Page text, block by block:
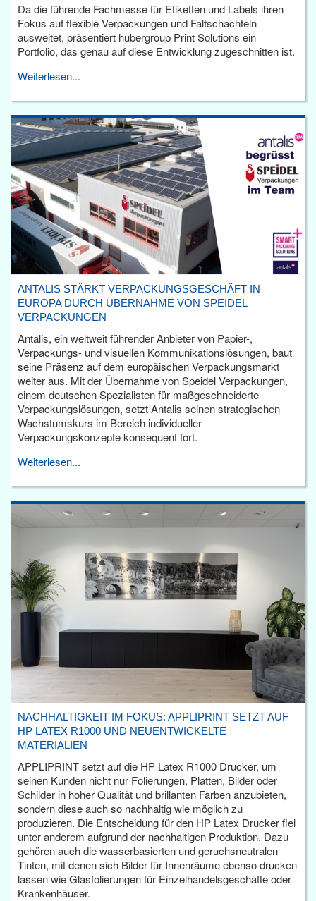
Da die führende Fachmesse für Etiketten und Labels ihren
Fokus auf flexible Verpackungen und Faltschachteln
ausweitet, präsentiert hubergroup Print Solutions ein
Portfolio, das genau auf diese Entwicklung zugeschnitten ist.
Weiterlesen...
ANTALIS STÄRKT VERPACKUNGSGESCHÄFT IN
EUROPA DURCH ÜBERNAHME VON SPEIDEL
VERPACKUNGEN
Antalis, ein weltweit führender Anbieter von Papier-,
Verpackungs- und visuellen Kommunikationslösungen, baut
seine Präsenz auf dem europäischen Verpackungsmarkt
weiter aus. Mit der Übernahme von Speidel Verpackungen,
einem deutschen Spezialisten für maßgeschneiderte
Verpackungslösungen, setzt Antalis seinen strategischen
Wachstumskurs im Bereich individueller
Verpackungskonzepte konsequent fort.
Weiterlesen...
NACHHALTIGKEIT IM FOKUS: APPLIPRINT SETZT AUF
HP LATEX R1000 UND NEUENTWICKELTE
MATERIALIEN
APPLIPRINT setzt auf die HP Latex R1000 Drucker, um
seinen Kunden nicht nur Folierungen, Platten, Bilder oder
Schilder in hoher Qualität und brillanten Farben anzubieten,
sondern diese auch so nachhaltig wie möglich zu
produzieren. Die Entscheidung für den HP Latex Drucker fiel
unter anderem aufgrund der nachhaltigen Produktion. Dazu
gehören auch die wasserbasierten und geruchsneutralen
Tinten, mit denen sich Bilder für Innenräume ebenso drucken
lassen wie Glasfolierungen für Einzelhandelsgeschäfte oder
Krankenhäuser.